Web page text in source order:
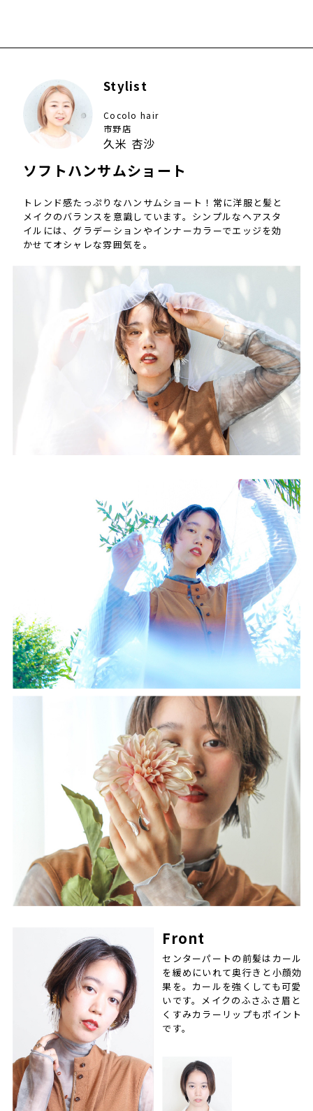
Stylist
Cocolo hair
市野店
久米 杏沙
ソフトハンサムショート
トレンド感たっぷりなハンサムショート！常に洋服と髪と
メイクのバランスを意識しています。シンプルなヘアスタ
イルには、グラデーションやインナーカラーでエッジを効
かせてオシャレな雰囲気を。
Front
センターパートの前髪はカール
を緩めにいれて奥行きと小顔効
果を。カールを強くしても可愛
いです。メイクのふさふさ眉と
くすみカラーリップもポイント
です。